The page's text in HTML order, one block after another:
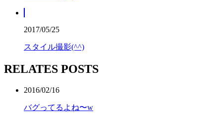
2017/05/25
スタイル撮影(^^)
RELATES POSTS
2016/02/16
バグってるよね〜w